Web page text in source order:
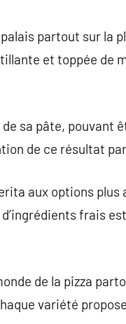
partout sur la
et toppée de
sa pâte, pouvant
de ce résultat
aux options
frais
de la pizza
variété